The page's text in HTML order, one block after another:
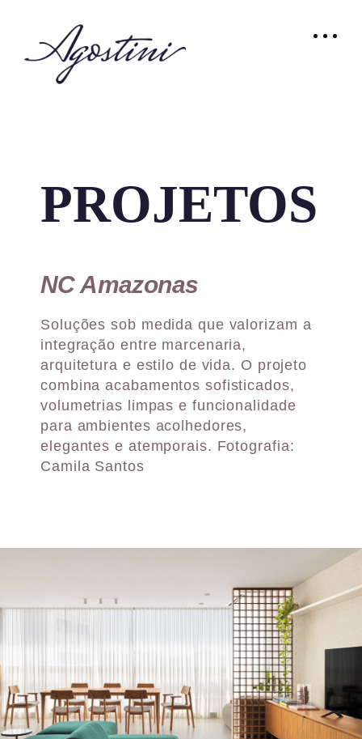
PROJETOS
NC Amazonas
Soluções sob medida que valorizam a
integração entre marcenaria,
arquitetura e estilo de vida. O projeto
combina acabamentos sofisticados,
volumetrias limpas e funcionalidade
para ambientes acolhedores,
elegantes e atemporais. Fotografia:
Camila Santos